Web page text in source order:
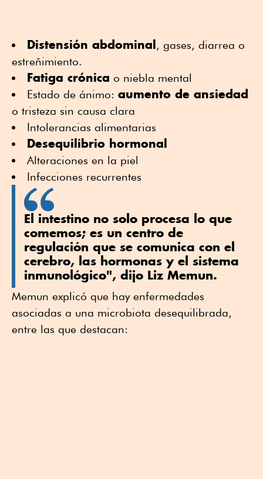
Distensión abdominal , gases, diarrea o
estreñimiento.
Fatiga crónica o niebla mental
Estado de ánimo: aumento de ansiedad
o tristeza sin causa clara
Intolerancias alimentarias
Desequilibrio hormonal
Alteraciones en la piel
Infecciones recurrentes
El intestino no solo procesa lo que
comemos; es un centro de
regulación que se comunica con el
cerebro, las hormonas y el sistema
inmunológico", dijo Liz Memun.
Memun explicó que hay enfermedades
asociadas a una microbiota desequilibrada,
entre las que destacan: